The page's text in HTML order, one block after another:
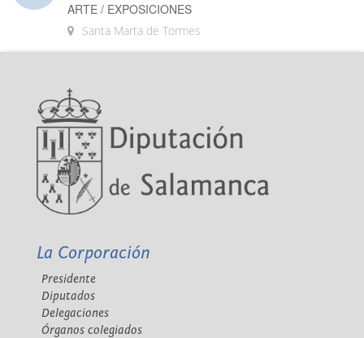
ARTE / EXPOSICIONES
Santa Marta de Tormes
La Corporación
Presidente
Diputados
Delegaciones
Órganos colegiados